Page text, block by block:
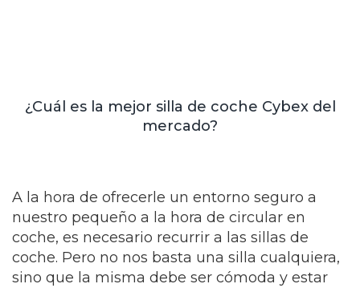
¿Cuál es la mejor silla de coche Cybex del
mercado?
A la hora de ofrecerle un entorno seguro a
nuestro pequeño a la hora de circular en
coche, es necesario recurrir a las sillas de
coche. Pero no nos basta una silla cualquiera,
sino que la misma debe ser cómoda y estar